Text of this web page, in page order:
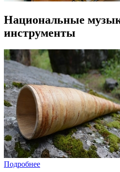
Национальные
инструменты
Подробнее